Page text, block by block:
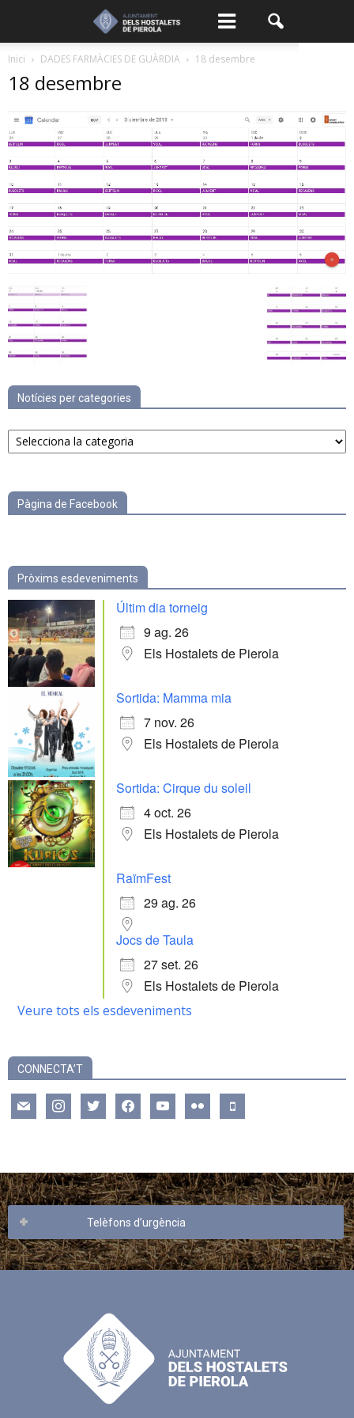
Inici DADES FARMÀCIES DE GUÀRDIA 18 desembre
18 desembre
Notícies per categories
Notícies
per
Pàgina de Facebook
Pròxims esdeveniments
Últim dia torneig
9 ag. 26
Els Hostalets de Pierola
Sortida: Mamma mia
7 nov. 26
Els Hostalets de Pierola
Sortida: Cirque du soleil
4 oct. 26
Els Hostalets de Pierola
RaïmFest
29 ag. 26
Jocs de Taula
27 set. 26
Els Hostalets de Pierola
Veure tots els esdeveniments
CONNECTA’T
mail instagramtwitter facebookyoutube flickr mobile
Telèfons d’urgència